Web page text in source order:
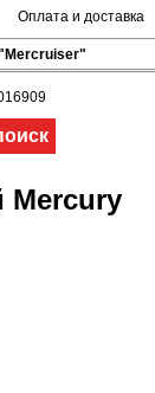
Оплата и доставка
Mercury